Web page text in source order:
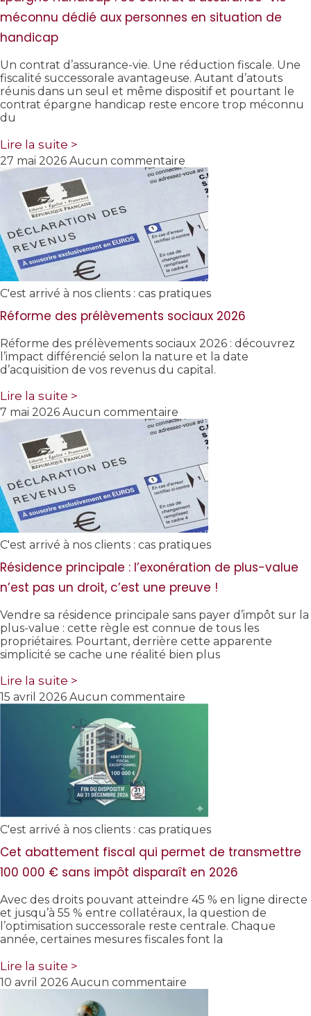
méconnu dédié aux personnes en situation de
handicap
Un contrat d’assurance-vie. Une réduction fiscale. Une
fiscalité successorale avantageuse. Autant d’atouts
réunis dans un seul et même dispositif et pourtant le
contrat épargne handicap reste encore trop méconnu
du
Lire la suite >
27 mai 2026 Aucun commentaire
C'est arrivé à nos clients : cas pratiques
Réforme des prélèvements sociaux 2026
Réforme des prélèvements sociaux 2026 : découvrez
l’impact différencié selon la nature et la date
d’acquisition de vos revenus du capital.
Lire la suite >
7 mai 2026 Aucun commentaire
C'est arrivé à nos clients : cas pratiques
Résidence principale : l’exonération de plus-value
n’est pas un droit, c’est une preuve !
Vendre sa résidence principale sans payer d’impôt sur la
plus-value : cette règle est connue de tous les
propriétaires. Pourtant, derrière cette apparente
simplicité se cache une réalité bien plus
Lire la suite >
15 avril 2026 Aucun commentaire
C'est arrivé à nos clients : cas pratiques
Cet abattement fiscal qui permet de transmettre
100 000 € sans impôt disparaît en 2026
Avec des droits pouvant atteindre 45 % en ligne directe
et jusqu’à 55 % entre collatéraux, la question de
l’optimisation successorale reste centrale. Chaque
année, certaines mesures fiscales font la
Lire la suite >
10 avril 2026 Aucun commentaire